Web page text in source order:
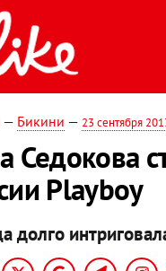
— Бикини — 23 сентября
Седокова
Playboy
долго